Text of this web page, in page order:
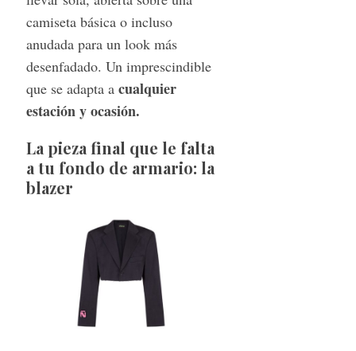
camiseta básica o incluso
anudada para un look más
desenfadado. Un imprescindible
que se adapta a cualquier
estación y ocasión.
La pieza final que le falta
a tu fondo de armario: la
blazer